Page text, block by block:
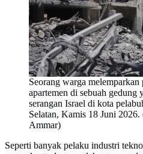
Seorang warga
apartemen di sebuah gedung
serangan Israel di kota
Selatan, Kamis 18 Juni 2026.
Ammar)
Seperti banyak pelaku industri